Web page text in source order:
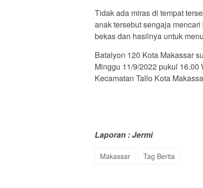
Tidak ada miras di tempat
anak tersebut sengaja
bekas dan hasilnya untuk
Batalyon 120 Kota Makassar
Minggu 11/9/2022 pukul
Kecamatan Tallo Kota
Laporan : Jermi
Makassar Tag Berita